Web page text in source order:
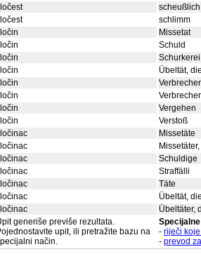
scheußlich
schlimm
Missetat
Schuld
Schurkerei
Übeltät, die
Vergehen
Verstoß
Missetäte
Schuldige
Straffälli
Täte
Übeltät, die
Übeltäter,
generiše previše rezultata.
upit, ili pretražite bazu na
način.
- riječi
- prevod